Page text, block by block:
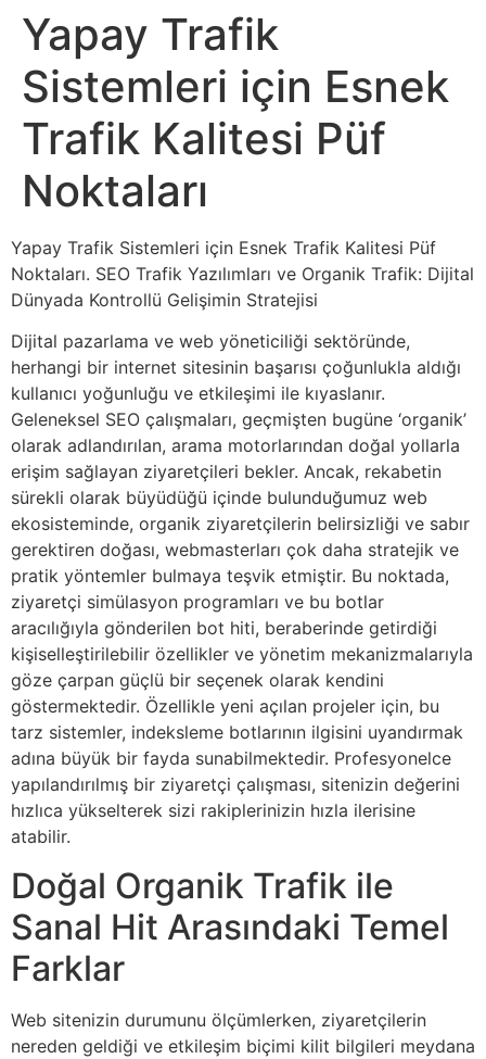
Yapay Trafik
Sistemleri için Esnek
Trafik Kalitesi Püf
Noktaları
Yapay Trafik Sistemleri için Esnek Trafik Kalitesi Püf
Noktaları. SEO Trafik Yazılımları ve Organik Trafik: Dijital
Dünyada Kontrollü Gelişimin Stratejisi
Dijital pazarlama ve web yöneticiliği sektöründe,
herhangi bir internet sitesinin başarısı çoğunlukla aldığı
kullanıcı yoğunluğu ve etkileşimi ile kıyaslanır.
Geleneksel SEO çalışmaları, geçmişten bugüne ‘organik’
olarak adlandırılan, arama motorlarından doğal yollarla
erişim sağlayan ziyaretçileri bekler. Ancak, rekabetin
sürekli olarak büyüdüğü içinde bulunduğumuz web
ekosisteminde, organik ziyaretçilerin belirsizliği ve sabır
gerektiren doğası, webmasterları çok daha stratejik ve
pratik yöntemler bulmaya teşvik etmiştir. Bu noktada,
ziyaretçi simülasyon programları ve bu botlar
aracılığıyla gönderilen bot hiti, beraberinde getirdiği
kişiselleştirilebilir özellikler ve yönetim mekanizmalarıyla
göze çarpan güçlü bir seçenek olarak kendini
göstermektedir. Özellikle yeni açılan projeler için, bu
tarz sistemler, indeksleme botlarının ilgisini uyandırmak
adına büyük bir fayda sunabilmektedir. Profesyonelce
yapılandırılmış bir ziyaretçi çalışması, sitenizin değerini
hızlıca yükselterek sizi rakiplerinizin hızla ilerisine
atabilir.
Doğal Organik Trafik ile
Sanal Hit Arasındaki Temel
Farklar
Web sitenizin durumunu ölçümlerken, ziyaretçilerin
nereden geldiği ve etkileşim biçimi kilit bilgileri meydana